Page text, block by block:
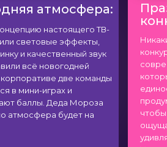
настоящего ТВ-
световые эффекты,
и качественный звук
всё новогодней
две команды
в мини-играх и
баллы. Деда Мороза
атмосфера будет на
атмосфера:
чтобы